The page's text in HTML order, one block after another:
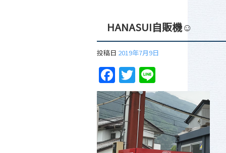
HANASUI自販機☺︎
投稿日 2019年7月9日
Facebook
Twitter